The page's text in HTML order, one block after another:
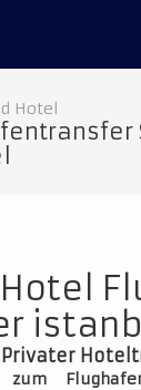
Hotel
Privater